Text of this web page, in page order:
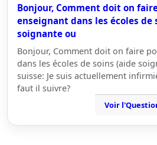
Bonjour, Comment doit on
enseignant dans les écoles de
soignante ou
Bonjour, Comment doit on faire
dans les écoles de soins (aide
suisse: Je suis actuellement
faut il suivre?
Voir